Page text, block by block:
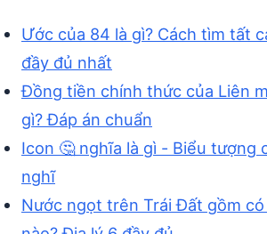
Ước của 84 là gì? Cách tìm tất
đầy đủ nhất
Đồng tiền chính thức của Liên
gì? Đáp án chuẩn
Icon 🤔 nghĩa là gì - Biểu tượng
nghĩ
Nước ngọt trên Trái Đất gồm